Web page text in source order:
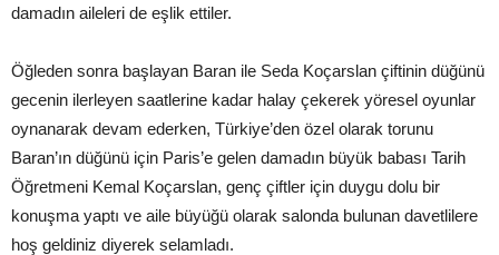
damadın aileleri de eşlik ettiler.
Öğleden sonra başlayan Baran ile Seda Koçarslan çiftinin düğünü
gecenin ilerleyen saatlerine kadar halay çekerek yöresel oyunlar
oynanarak devam ederken, Türkiye’den özel olarak torunu
Baran’ın düğünü için Paris’e gelen damadın büyük babası Tarih
Öğretmeni Kemal Koçarslan, genç çiftler için duygu dolu bir
konuşma yaptı ve aile büyüğü olarak salonda bulunan davetlilere
hoş geldiniz diyerek selamladı.